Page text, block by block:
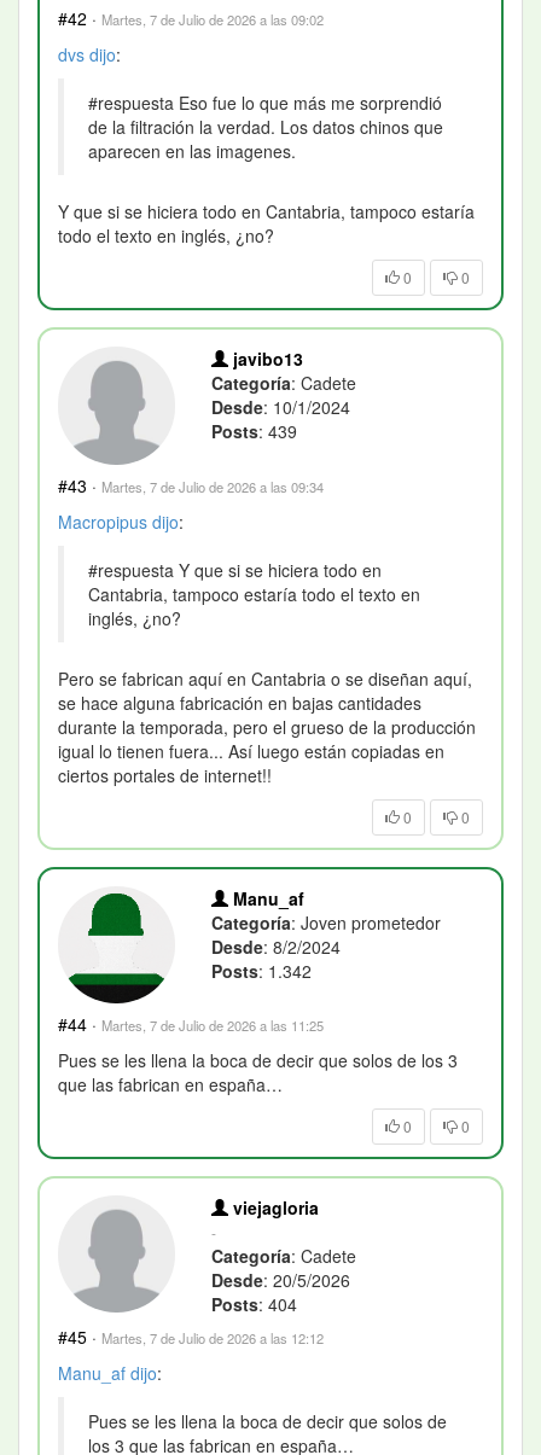
#42 · Martes, 7 de Julio de 2026 a las 09:02
dvs dijo:
#respuesta Eso fue lo que más me sorprendió
de la filtración la verdad. Los datos chinos que
aparecen en las imagenes.
Y que si se hiciera todo en Cantabria, tampoco estaría
todo el texto en inglés, ¿no?
0 0
javibo13
Categoría: Cadete
Desde: 10/1/2024
Posts: 439
#43 · Martes, 7 de Julio de 2026 a las 09:34
Macropipus dijo:
#respuesta Y que si se hiciera todo en
Cantabria, tampoco estaría todo el texto en
inglés, ¿no?
Pero se fabrican aquí en Cantabria o se diseñan aquí,
se hace alguna fabricación en bajas cantidades
durante la temporada, pero el grueso de la producción
igual lo tienen fuera... Así luego están copiadas en
ciertos portales de internet!!
0 0
Manu_af
Categoría: Joven prometedor
Desde: 8/2/2024
Posts: 1.342
#44 · Martes, 7 de Julio de 2026 a las 11:25
Pues se les llena la boca de decir que solos de los 3
que las fabrican en españa…
0 0
viejagloria
-
Categoría: Cadete
Desde: 20/5/2026
Posts: 404
#45 · Martes, 7 de Julio de 2026 a las 12:12
Manu_af dijo:
Pues se les llena la boca de decir que solos de
los 3 que las fabrican en españa…